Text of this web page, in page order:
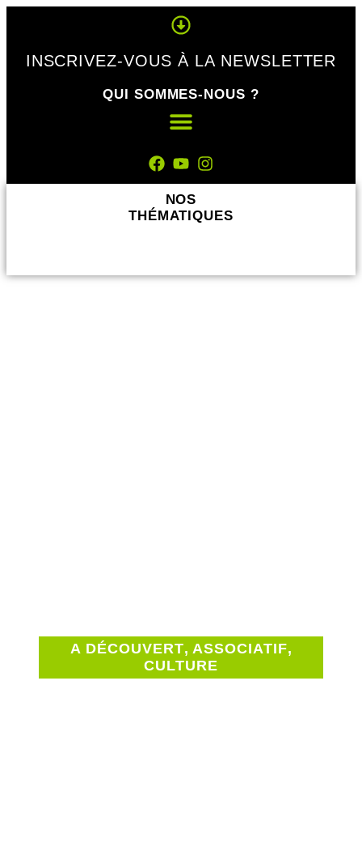
Panneau de gestion des cookies
INSCRIVEZ-VOUS À LA NEWSLETTER
QUI SOMMES-NOUS ?
NOS
THÉMATIQUES
A DÉCOUVERT, ASSOCIATIF,
CULTURE